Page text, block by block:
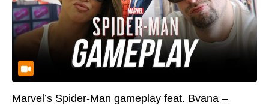
Marvel’s Spider-Man gameplay feat. Bvana –